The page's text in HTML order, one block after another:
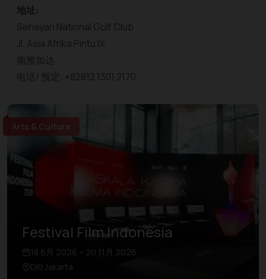
地址:
Senayan National Golf Club
Jl. Asia Afrika Pintu IX
南雅加达
电话/ 预定: +82812 1301 2170
Arts & Culture
Festival Film Indonesia
18 6月 2026 – 20 11月 2026
DKI Jakarta